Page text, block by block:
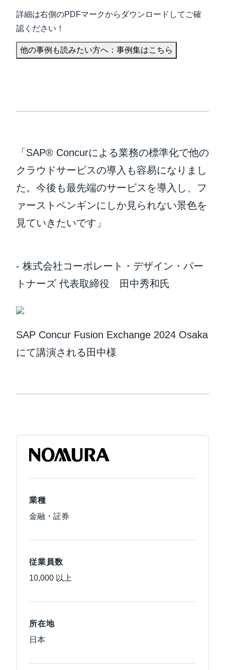
詳細は右側のPDFマークからダウンロードしてご確
認ください！
他の事例も読みたい方へ：事例集はこちら
「SAP® Concurによる業務の標準化で他の
クラウドサービスの導入も容易になりまし
た。今後も最先端のサービスを導入し、フ
ァーストペンギンにしか見られない景色を
見ていきたいです」
- 株式会社コーポレート・デザイン・パー
トナーズ 代表取締役 田中秀和氏
SAP Concur Fusion Exchange 2024 Osaka
にて講演される田中様
業種
金融・証券
従業員数
10,000 以上
所在地
日本